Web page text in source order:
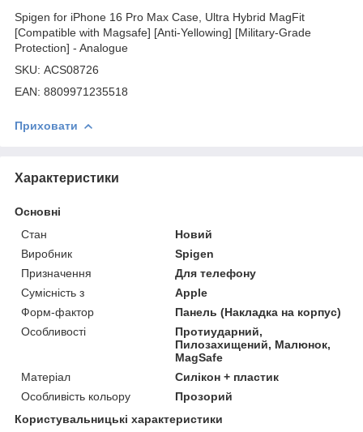
Spigen for iPhone 16 Pro Max Case, Ultra Hybrid MagFit
[Compatible with Magsafe] [Anti-Yellowing] [Military-Grade
Protection] - Analogue
SKU: ACS08726
EAN: 8809971235518
Приховати
Характеристики
Основні
Стан
Новий
Виробник
Spigen
Призначення
Для телефону
Сумісність з
Apple
Форм-фактор
Панель (Накладка на корпус)
Особливості
Протиударний,
Пилозахищений, Малюнок,
MagSafe
Матеріал
Силікон + пластик
Особливість кольору
Прозорий
Користувальницькі характеристики